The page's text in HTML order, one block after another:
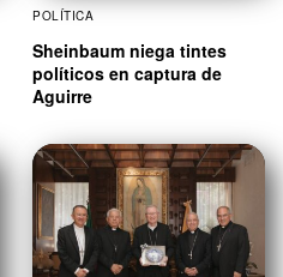
POLÍTICA
Sheinbaum niega tintes
políticos en captura de
Aguirre